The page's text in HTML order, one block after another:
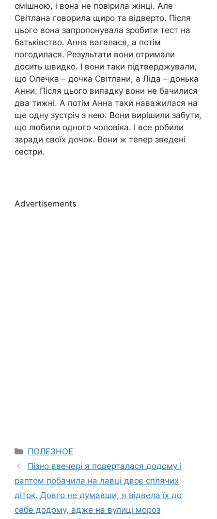
смішною, і вона не повірила жінці. Але
Світлана говорила щиро та відверто. Після
цього вона запропонувала зробити тест на
батьківство. Анна вагалася, а потім
погодилася. Результати вони отримали
досить швидко. І вони таки підтверджували,
що Олечка – дочка Світлани, а Ліда – донька
Анни. Після цього випадку вони не бачилися
два тижні. А потім Анна таки наважилася на
ще одну зустріч з нею. Вони вирішили забути,
що любили одного чоловіка. І все робили
заради своїх дочок. Вони ж тепер зведені
сестри.
Advertisements
Categories
ПОЛЕЗНОЕ
Пізно ввечері я поверталася додому і
раптом побачила на лавці двоє сплячих
діток. Довго не думавши, я відвела їх до
себе додому, адже на вулиці мороз